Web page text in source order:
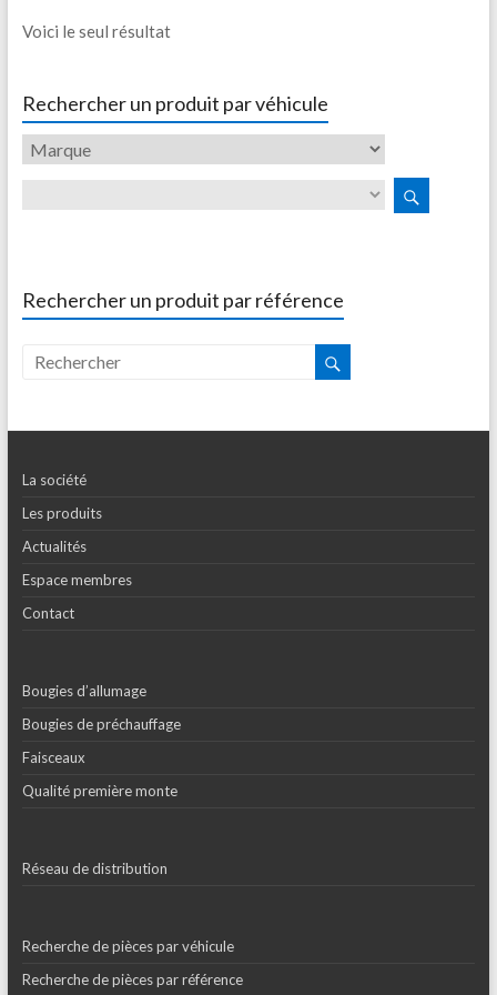
Voici le seul résultat
Rechercher un produit par véhicule
Rechercher un produit par référence
La société
Les produits
Actualités
Espace membres
Contact
Bougies d’allumage
Bougies de préchauffage
Faisceaux
Qualité première monte
Réseau de distribution
Recherche de pièces par véhicule
Recherche de pièces par référence